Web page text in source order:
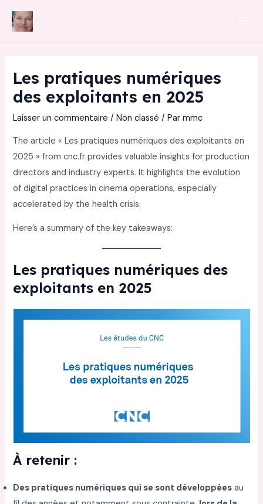
Les pratiques numériques
des exploitants en 2025
Laisser un commentaire /Non classé / Parmmc
The article « Les pratiques numériques des exploitants en
2025 » from cnc.fr provides valuable insights for production
directors and industry experts. It highlights the evolution
of digital practices in cinema operations, especially
accelerated by the health crisis.
Here’s a summary of the key takeaways:
Les pratiques numériques des
exploitants en 2025
À retenir :
Des pratiques numériques qui se sont développées au